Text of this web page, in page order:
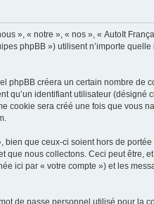
», « notre », « nos », « AutoIt
phpBB ») utilisent n’importe
créera un certain nombre de
identifiant utilisateur (désigné
sera créé une fois que vous
que ceux-ci soient hors de
nous collectons. Ceci peut être,
ici par « votre compte ») et les
de passe personnel utilisé pour la